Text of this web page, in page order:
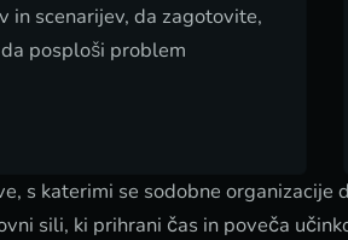
in scenarijev, da zagotovite,
da posploši problem
s katerimi se sodobne
sili, ki prihrani čas in poveča